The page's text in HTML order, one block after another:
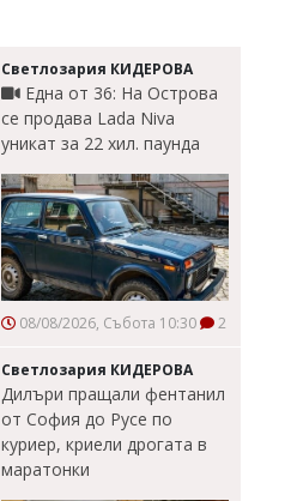
Светлозария КИДЕРОВА
Една от 36: На Острова
се продава Lada Niva
уникат за 22 хил. паунда
08/08/2026, Събота 10:30 2
Светлозария КИДЕРОВА
Дилъри пращали фентанил
от София до Русе по
куриер, криели дрогата в
маратонки